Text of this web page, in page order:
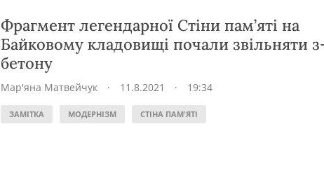
Фрагмент легендарної Стіни пам’яті на
Байковому кладовищі почали звільняти
бетону
Мар'яна Матвейчук · 11.8.2021 · 19:34
ЗАМІТКА МОДЕРНІЗМ СТІНА ПАМ'ЯТІ